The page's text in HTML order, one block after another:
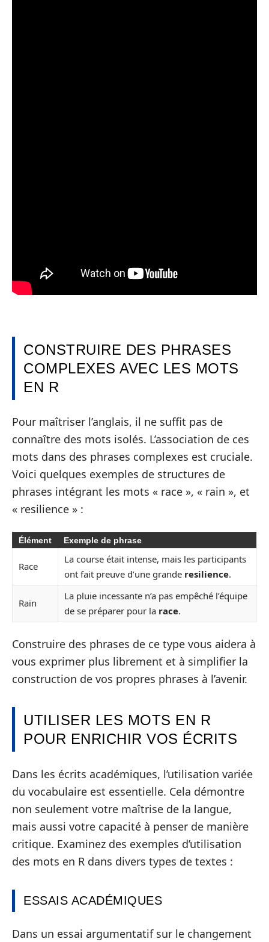
CONSTRUIRE DES PHRASES
COMPLEXES AVEC LES MOTS
EN R
Pour maîtriser l’anglais, il ne suffit pas de
connaître des mots isolés. L’association de ces
mots dans des phrases complexes est cruciale.
Voici quelques exemples de structures de
phrases intégrant les mots « race », « rain », et
« resilience » :
Élément Exemple de phrase
Race
La course était intense, mais les participants
ont fait preuve d’une grande resilience.
Rain
La pluie incessante n’a pas empêché l’équipe
de se préparer pour la race.
Construire des phrases de ce type vous aidera à
vous exprimer plus librement et à simplifier la
construction de vos propres phrases à l’avenir.
UTILISER LES MOTS EN R
POUR ENRICHIR VOS ÉCRITS
Dans les écrits académiques, l’utilisation variée
du vocabulaire est essentielle. Cela démontre
non seulement votre maîtrise de la langue,
mais aussi votre capacité à penser de manière
critique. Examinez des exemples d’utilisation
des mots en R dans divers types de textes :
ESSAIS ACADÉMIQUES
Dans un essai argumentatif sur le changement